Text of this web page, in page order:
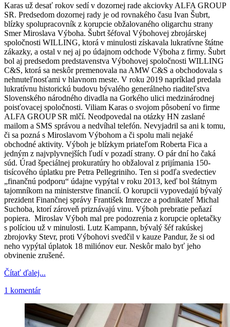
Karas už desať rokov sedí v dozornej rade akciovky ALFA GROUP
SR. Predsedom dozornej rady je od rovnakého času Ivan Šubrt,
blízky spolupracovník z korupcie obžalovaného oligarchu strany
Smer Miroslava Výboha. Šubrt šéfoval Výbohovej zbrojárskej
spoločnosti WILLING, ktorá v minulosti získavala lukratívne štátne
zákazky, a ostal v nej aj po údajnom odchode Výboha z firmy. Šubrt
bol aj predsedom predstavenstva Výbohovej spoločnosti WILLING
C&S, ktorá sa neskôr premenovala na AMW C&S a obchodovala s
nehnuteľnosťami v hlavnom meste. V roku 2019 napríklad predala
lukratívnu historickú budovu bývalého generálneho riaditeľstva
Slovenského národného divadla na Gorkého ulici medzinárodnej
poisťovacej spoločnosti. Viliam Karas o svojom pôsobení vo firme
ALFA GROUP SR mlčí. Neodpovedal na otázky HN zaslané
mailom a SMS správou a nedvíhal telefón. Nevyjadril sa ani k tomu,
či sa pozná s Miroslavom Výbohom a či spolu mali nejaké
obchodné aktivity. Výboh je blízkym priateľom Roberta Fica a
jedným z najvplyvnejších ľudí v pozadí strany. O pár dní ho čaká
súd. Úrad špeciálnej prokuratúry ho obžaloval z prijímania 150-
tisícového úplatku pre Petra Pellegriniho. Ten si podľa svedectiev
„finančnú podporu“ údajne vypýtal v roku 2013, keď bol štátnym
tajomníkom na ministerstve financií. O korupcii vypovedajú bývalý
prezident Finančnej správy František Imrecze a podnikateľ Michal
Suchoba, ktorí zároveň priznávajú vinu. Výboh prebratie peňazí
popiera. Miroslav Výboh mal pre podozrenia z korupcie opletačky
s políciou už v minulosti. Lutz Kampann, bývalý šéf rakúskej
zbrojovky Stevr, proti Výbohovi svedčil v kauze Pandur, že si od
neho vypýtal úplatok 18 miliónov eur. Neskôr malo byť jeho
obvinenie zrušené.
Čítať ďalej...
1 komentár